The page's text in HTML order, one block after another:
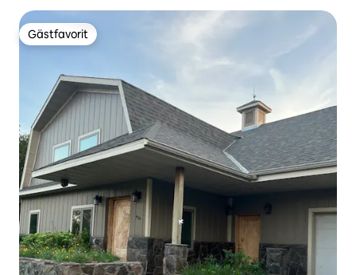
Gästfavorit
Gästfavorit